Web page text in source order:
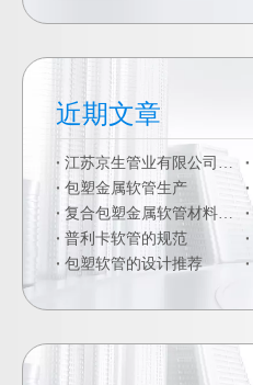
近期文章
江苏京生管业有限公司危险废物管理制度公司
包塑金属软管生产
复合包塑金属软管材料的二次加工
普利卡软管的规范
包塑软管的设计推荐